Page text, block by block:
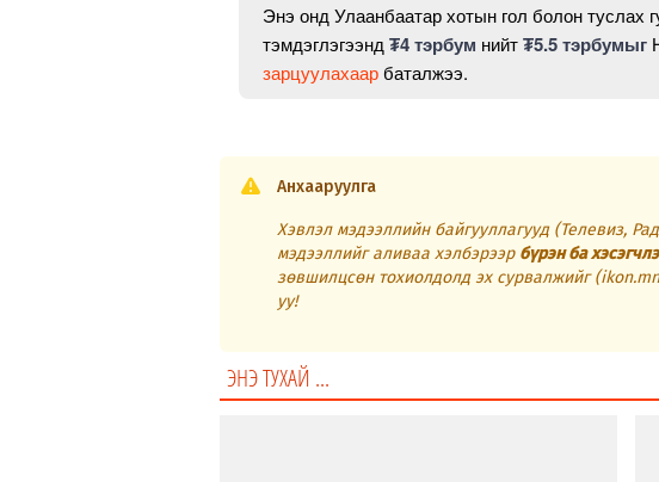
Энэ онд Улаанбаатар хотын гол болон туслах
тэмдэглэгээнд ₮4 тэрбум нийт₮5.5тэрбумыг
зарцуулахаарбаталжээ.
Анхааруулга
Хэвлэл мэдээллийн байгууллагууд (Телевиз,
мэдээллийг аливаа хэлбэрээр бүрэн ба
зөвшилцсөн тохиолдолд эх сурвалжийг
уу!
ЭНЭ ТУХАЙ ...